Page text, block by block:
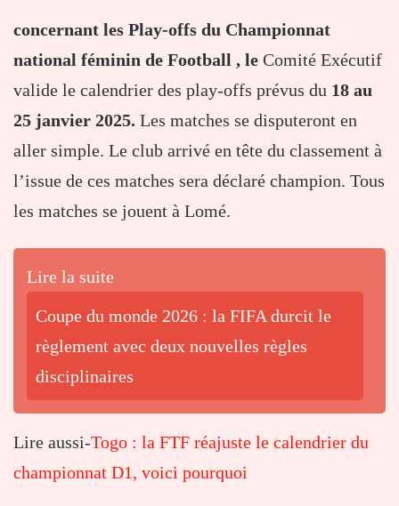
concernant les Play-offs du Championnat
national féminin de Football , le Comité Exécutif
valide le calendrier des play-offs prévus du 18 au
25 janvier 2025. Les matches se disputeront en
aller simple. Le club arrivé en tête du classement à
l’issue de ces matches sera déclaré champion. Tous
les matches se jouent à Lomé.
Lire la suite
Coupe du monde 2026 : la FIFA durcit le
règlement avec deux nouvelles règles
disciplinaires
Lire aussi-Togo : la FTF réajuste le calendrier du
championnat D1, voici pourquoi